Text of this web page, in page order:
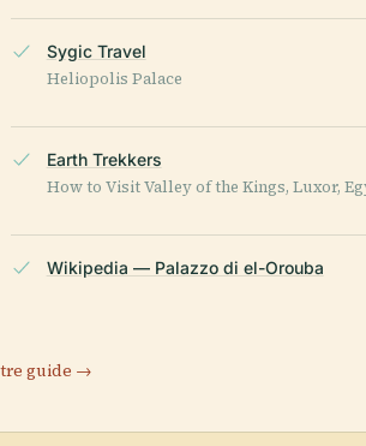
Sygic Travel
Heliopolis Palace
Earth Trekkers
How to Visit Valley of the Kings, Luxor,
Wikipedia — Palazzo di el-Orouba
guide →